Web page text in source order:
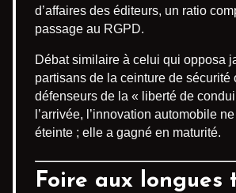
d’affaires des éditeurs, un ratio
passage au RGPD.
Débat similaire à celui qui opposa
partisans de la ceinture de sécurité
défenseurs de la « liberté de
l’arrivée, l’innovation automobile
éteinte ; elle a gagné en maturité.
Foire aux longues